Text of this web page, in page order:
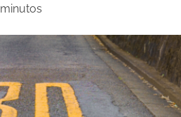
minutos